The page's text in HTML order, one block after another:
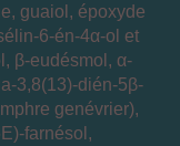
guaiol, époxyde
6-én-4α-ol et
β-eudésmol, α-
3,8(13)-dién-5β-
genévrier),
farnésol,